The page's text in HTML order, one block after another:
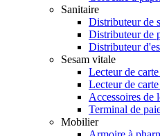
Sanitaire
Distributeur de
Distributeur de
Distributeur
Sesam vitale
Lecteur de
Lecteur de
Accessoires de
Terminal de
Mobilier